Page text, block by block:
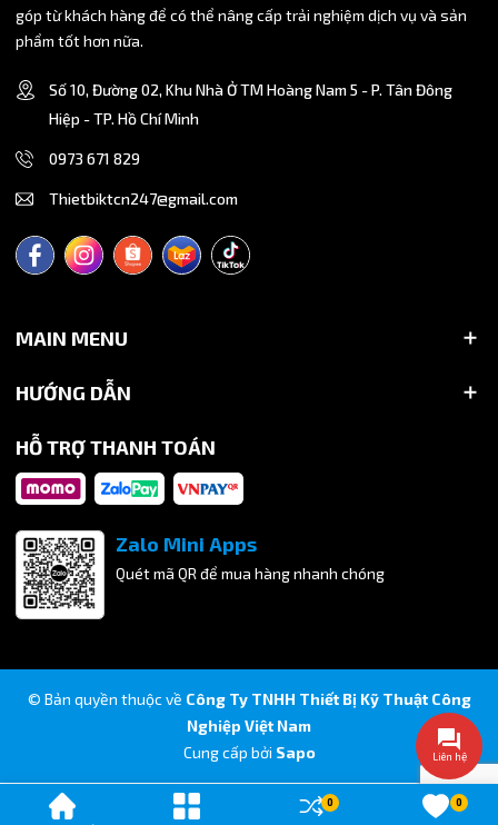
góp từ khách hàng để có thể nâng cấp trải nghiệm dịch vụ và sản
phẩm tốt hơn nữa.
Số 10, Đường 02, Khu Nhà Ở TM Hoàng Nam 5 - P. Tân Đông
Hiệp - TP. Hồ Chí Minh
0973 671 829
Thietbiktcn247@gmail.com
MAIN MENU
HƯỚNG DẪN
HỖ TRỢ THANH TOÁN
Zalo Mini Apps
Quét mã QR để mua hàng nhanh chóng
© Bản quyền thuộc về Công Ty TNHH Thiết Bị Kỹ Thuật Công
Nghiệp Việt Nam
Cung cấp bởi Sapo
0 0
Liên hệ